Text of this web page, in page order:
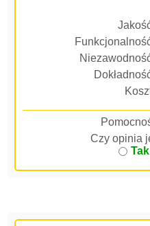
Czy opinia
Tak